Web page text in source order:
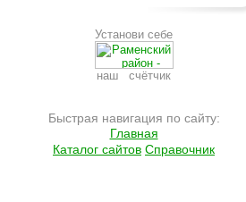
Установи себе
наш счётчик
Быстрая навигация по сайту:
Главная
Каталог сайтов Справочник